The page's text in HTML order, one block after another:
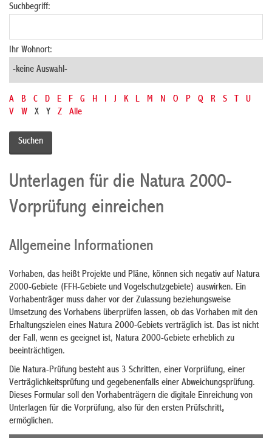
Suchbegriff:
Ihr Wohnort:
A B C D E F G H I J K L M N O P Q R S T
U
V
W X Y Z Alle
Unterlagen für die Natura 2000-
Vorprüfung einreichen
Allgemeine Informationen
Vorhaben, das heißt Projekte und Pläne, können sich negativ auf Natura
2000-Gebiete (FFH-Gebiete und Vogelschutzgebiete) auswirken. Ein
Vorhabenträger muss daher vor der Zulassung beziehungsweise
Umsetzung des Vorhabens überprüfen lassen, ob das Vorhaben mit den
Erhaltungszielen eines Natura 2000-Gebiets verträglich ist. Das ist nicht
der Fall, wenn es geeignet ist, Natura 2000-Gebiete erheblich zu
beeinträchtigen.
Die Natura-Prüfung besteht aus 3 Schritten, einer Vorprüfung, einer
Verträglichkeitsprüfung und gegebenenfalls einer Abweichungsprüfung.
Dieses Formular soll den Vorhabenträgern die digitale Einreichung von
Unterlagen für die Vorprüfung, also für den ersten Prüfschritt,
ermöglichen.